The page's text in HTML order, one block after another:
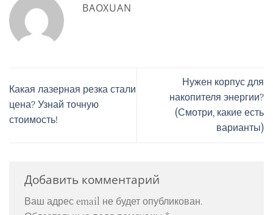
BAOXUAN
Какая лазерная резка стали
цена? Узнай точную
стоимость!
Нужен корпус для
накопителя энергии?
(Смотри, какие есть
варианты)
Добавить комментарий
Ваш адрес email не будет опубликован.